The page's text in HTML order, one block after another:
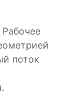
поток